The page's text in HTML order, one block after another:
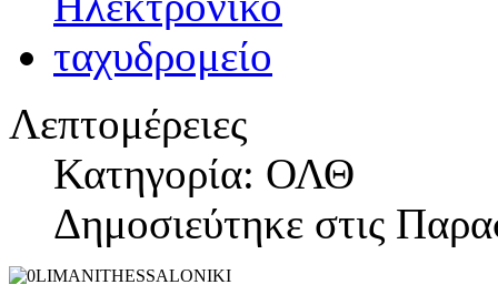
Λεπτομέρειες
Κατηγορία: ΟΛΘ
Δημοσιεύτηκε στις